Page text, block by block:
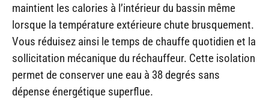
maintient les calories à l’intérieur du bassin même
lorsque la température extérieure chute brusquement.
Vous réduisez ainsi le temps de chauffe quotidien et la
sollicitation mécanique du réchauffeur. Cette isolation
permet de conserver une eau à 38 degrés sans
dépense énergétique superflue.